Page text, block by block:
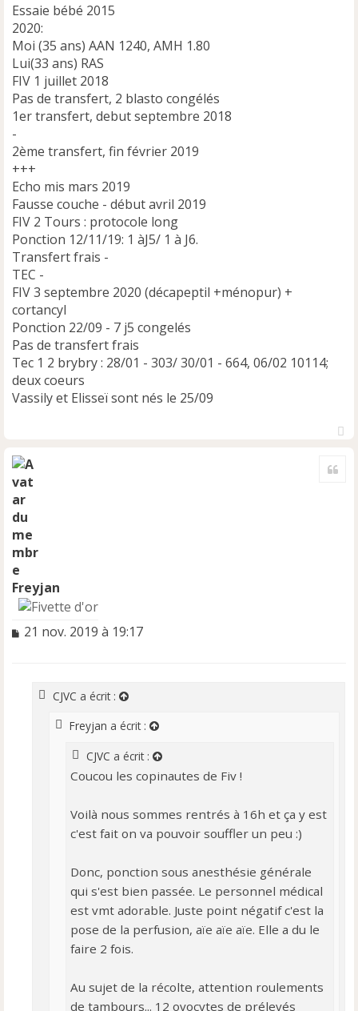
Essaie bébé 2015
2020:
Moi (35 ans) AAN 1240, AMH 1.80
Lui(33 ans) RAS
FIV 1 juillet 2018
Pas de transfert, 2 blasto congélés
1er transfert, debut septembre 2018
-
2ème transfert, fin février 2019
+++
Echo mis mars 2019
Fausse couche - début avril 2019
FIV 2 Tours : protocole long
Ponction 12/11/19: 1 àJ5/ 1 à J6.
Transfert frais -
TEC -
FIV 3 septembre 2020 (décapeptil +ménopur) +
cortancyl
Ponction 22/09 - 7 j5 congelés
Pas de transfert frais
Tec 1 2 brybry : 28/01 - 303/ 30/01 - 664, 06/02 10114;
deux coeurs
Vassily et Elisseï sont nés le 25/09
Freyjan
M
21 nov. 2019 à 19:17
CJVC a écrit :
Freyjan a écrit :
CJVC a écrit :
Coucou les copinautes de Fiv !
Voilà nous sommes rentrés à 16h et ça y est
c'est fait on va pouvoir souffler un peu :)
Donc, ponction sous anesthésie générale
qui s'est bien passée. Le personnel médical
est vmt adorable. Juste point négatif c'est la
pose de la perfusion, aïe aïe aïe. Elle a du le
faire 2 fois.
Au sujet de la récolte, attention roulements
de tambours... 12 ovocytes de prélevés